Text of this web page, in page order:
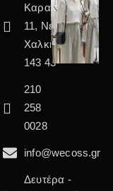
Καραολή
11, Νέα
Χαλκηδόνα
143 43
210
258
0028
info@wecoss.gr
Δευτέρα -